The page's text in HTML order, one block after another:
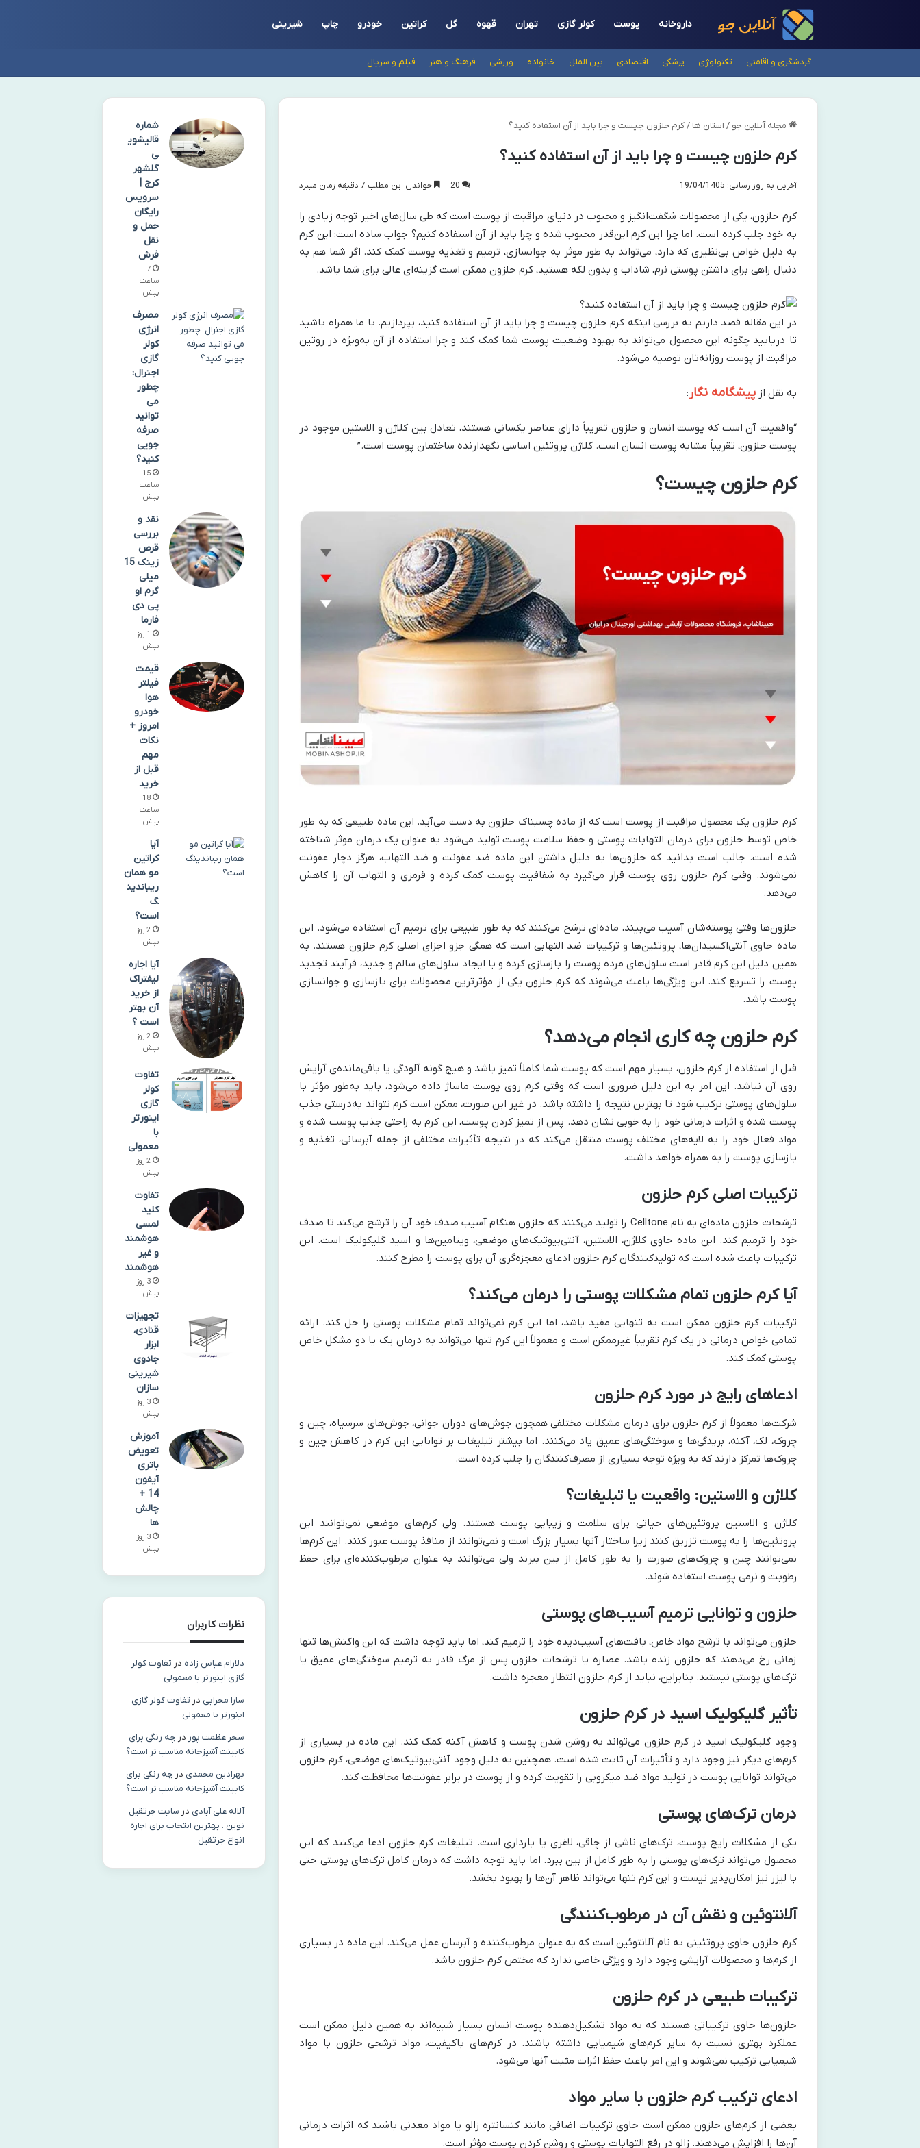
داروخانه پوست کولر گازی تهران قهوه گل کراتین خودرو چاپ شیرینی
گردشگری و اقامتی تکنولوژی پزشکی اقتصادی بین الملل خانواده ورزشی فرهنگ و هنر فیلم و سریال
مجله آنلاین جو / استان ها / کرم حلزون چیست و چرا باید از آن استفاده کنید؟
کرم حلزون چیست و چرا باید از آن استفاده کنید؟
آخرین به روز رسانی: 19/04/1405 20 خواندن این مطلب 7 دقیقه زمان میبرد
کرم حلزون، یکی از محصولات شگفت‌انگیز و محبوب در دنیای مراقبت از پوست است که طی سال‌های اخیر توجه زیادی را
به خود جلب کرده است. اما چرا این کرم این‌قدر محبوب شده و چرا باید از آن استفاده کنیم؟ جواب ساده است: این کرم
به دلیل خواص بی‌نظیری که دارد، می‌تواند به طور موثر به جوانسازی، ترمیم و تغذیه پوست کمک کند. اگر شما هم به
دنبال راهی برای داشتن پوستی نرم، شاداب و بدون لکه هستید، کرم حلزون ممکن است گزینه‌ای عالی برای شما باشد.
در این مقاله قصد داریم به بررسی اینکه کرم حلزون چیست و چرا باید از آن استفاده کنید، بپردازیم. با ما همراه باشید
تا دریابید چگونه این محصول می‌تواند به بهبود وضعیت پوست شما کمک کند و چرا استفاده از آن به‌ویژه در روتین
مراقبت از پوست روزانه‌تان توصیه می‌شود.
به نقل ازپیشگامه نگار :
“واقعیت آن است که پوست انسان و حلزون تقریباً دارای عناصر یکسانی هستند، تعادل بین کلاژن و الاستین موجود در
پوست حلزون، تقریباً مشابه پوست انسان است. کلاژن پروتئین اساسی نگهدارنده ساختمان پوست است.”
کرم حلزون چیست؟
کرم حلزون یک محصول مراقبت از پوست است که از ماده چسبناک حلزون به دست می‌آید. این ماده طبیعی که به طور
خاص توسط حلزون برای درمان التهابات پوستی و حفظ سلامت پوست تولید می‌شود به عنوان یک درمان موثر شناخته
شده است. جالب است بدانید که حلزون‌ها به دلیل داشتن این ماده ضد عفونت و ضد التهاب، هرگز دچار عفونت
نمی‌شوند. وقتی کرم حلزون روی پوست قرار می‌گیرد به شفافیت پوست کمک کرده و قرمزی و التهاب آن را کاهش
می‌دهد.
حلزون‌ها وقتی پوسته‌شان آسیب می‌بیند، ماده‌ای ترشح می‌کنند که به طور طبیعی برای ترمیم آن استفاده می‌شود. این
ماده حاوی آنتی‌اکسیدان‌ها، پروتئین‌ها و ترکیبات ضد التهابی است که همگی جزو اجزای اصلی کرم حلزون هستند. به
همین دلیل این کرم قادر است سلول‌های مرده پوست را بازسازی کرده و با ایجاد سلول‌های سالم و جدید، فرآیند تجدید
پوست را تسریع کند. این ویژگی‌ها باعث می‌شوند که کرم حلزون یکی از مؤثرترین محصولات برای بازسازی و جوانسازی
پوست باشد.
کرم حلزون چه کاری انجام می‌دهد؟
قبل از استفاده از کرم حلزون، بسیار مهم است که پوست شما کاملاً تمیز باشد و هیچ گونه آلودگی یا باقی‌مانده‌ی آرایش
روی آن نباشد. این امر به این دلیل ضروری است که وقتی کرم روی پوست ماساژ داده می‌شود، باید به‌طور مؤثر با
سلول‌های پوستی ترکیب شود تا بهترین نتیجه را داشته باشد. در غیر این صورت، ممکن است کرم نتواند به‌درستی جذب
پوست شده و اثرات درمانی خود را به خوبی نشان دهد. پس از تمیز کردن پوست، این کرم به راحتی جذب پوست شده و
مواد فعال خود را به لایه‌های مختلف پوست منتقل می‌کند که در نتیجه تأثیرات مختلفی از جمله آبرسانی، تغذیه و
بازسازی پوست را به همراه خواهد داشت.
ترکیبات اصلی کرم حلزون
ترشحات حلزون ماده‌ای به نام Celltone را تولید می‌کنند که حلزون هنگام آسیب صدف خود آن را ترشح می‌کند تا صدف
خود را ترمیم کند. این ماده حاوی کلاژن، الاستین، آنتی‌بیوتیک‌های موضعی، ویتامین‌ها و اسید گلیکولیک است. این
ترکیبات باعث شده است که تولیدکنندگان کرم حلزون ادعای معجزه‌گری آن برای پوست را مطرح کنند.
آیا کرم حلزون تمام مشکلات پوستی را درمان می‌کند؟
ترکیبات کرم حلزون ممکن است به تنهایی مفید باشد، اما این کرم نمی‌تواند تمام مشکلات پوستی را حل کند. ارائه
تمامی خواص درمانی در یک کرم تقریباً غیرممکن است و معمولاً این کرم تنها می‌تواند به درمان یک یا دو مشکل خاص
پوستی کمک کند.
ادعاهای رایج در مورد کرم حلزون
شرکت‌ها معمولاً از کرم حلزون برای درمان مشکلات مختلفی همچون جوش‌های دوران جوانی، جوش‌های سرسیاه، چین و
چروک، لک، آکنه، بریدگی‌ها و سوختگی‌های عمیق یاد می‌کنند. اما بیشتر تبلیغات بر توانایی این کرم در کاهش چین و
چروک‌ها تمرکز دارند که به ویژه توجه بسیاری از مصرف‌کنندگان را جلب کرده است.
کلاژن و الاستین: واقعیت یا تبلیغات؟
کلاژن و الاستین پروتئین‌های حیاتی برای سلامت و زیبایی پوست هستند. ولی کرم‌های موضعی نمی‌توانند این
پروتئین‌ها را به پوست تزریق کنند زیرا ساختار آنها بسیار بزرگ است و نمی‌توانند از منافذ پوست عبور کنند. این کرم‌ها
نمی‌توانند چین و چروک‌های صورت را به طور کامل از بین ببرند ولی می‌توانند به عنوان مرطوب‌کننده‌ای برای حفظ
رطوبت و نرمی پوست استفاده شوند.
حلزون و توانایی ترمیم آسیب‌های پوستی
حلزون می‌تواند با ترشح مواد خاص، بافت‌های آسیب‌دیده خود را ترمیم کند، اما باید توجه داشت که این واکنش‌ها تنها
زمانی رخ می‌دهند که حلزون زنده باشد. عصاره یا ترشحات حلزون پس از مرگ قادر به ترمیم سوختگی‌های عمیق یا
ترک‌های پوستی نیستند. بنابراین، نباید از کرم حلزون انتظار معجزه داشت.
تأثیر گلیکولیک اسید در کرم حلزون
وجود گلیکولیک اسید در کرم حلزون می‌تواند به روشن شدن پوست و کاهش آکنه کمک کند. این ماده در بسیاری از
کرم‌های دیگر نیز وجود دارد و تأثیرات آن ثابت شده است. همچنین به دلیل وجود آنتی‌بیوتیک‌های موضعی، کرم حلزون
می‌تواند توانایی پوست در تولید مواد ضد میکروبی را تقویت کرده و از پوست در برابر عفونت‌ها محافظت کند.
درمان ترک‌های پوستی
یکی از مشکلات رایج پوست، ترک‌های ناشی از چاقی، لاغری یا بارداری است. تبلیغات کرم حلزون ادعا می‌کنند که این
محصول می‌تواند ترک‌های پوستی را به طور کامل از بین ببرد. اما باید توجه داشت که درمان کامل ترک‌های پوستی حتی
با لیزر نیز امکان‌پذیر نیست و این کرم تنها می‌تواند ظاهر آن‌ها را بهبود بخشد.
آلانتوئین و نقش آن در مرطوب‌کنندگی
کرم حلزون حاوی پروتئینی به نام آلانتوئین است که به عنوان مرطوب‌کننده و آبرسان عمل می‌کند. این ماده در بسیاری
از کرم‌ها و محصولات آرایشی وجود دارد و ویژگی خاصی ندارد که مختص کرم حلزون باشد.
ترکیبات طبیعی در کرم حلزون
حلزون‌ها حاوی ترکیباتی هستند که به مواد تشکیل‌دهنده پوست انسان بسیار شبیه‌اند به همین دلیل ممکن است
عملکرد بهتری نسبت به سایر کرم‌های شیمیایی داشته باشند. در کرم‌های باکیفیت، مواد ترشحی حلزون با مواد
شیمیایی ترکیب نمی‌شوند و این امر باعث حفظ اثرات مثبت آنها می‌شود.
ادعای ترکیب کرم حلزون با سایر مواد
بعضی از کرم‌های حلزون ممکن است حاوی ترکیبات اضافی مانند کنسانتره زالو یا مواد معدنی باشند که اثرات درمانی
آن‌ها را افزایش می‌دهند. زالو در رفع التهابات پوستی و روشن کردن پوست مؤثر است.
شماره
قالیشوی
ی
گلشهر
کرج |
سرویس
رایگان
حمل و
نقل
فرش
7
ساعت
پیش
مصرف
انرژی
کولر
گازی
اجنرال:
چطور
می
توانید
صرفه
جویی
کنید؟
15
ساعت
پیش
نقد و
بررسی
قرص
زینک 15
میلی
گرم او
پی دی
فارما
1 روز
پیش
قیمت
فیلتر
هوا
خودرو
امروز +
نکات
مهم
قبل از
خرید
18
ساعت
پیش
آیا
کراتین
مو همان
ریباندین
گ
است؟
2 روز
پیش
آیا اجاره
لیفتراک
از خرید
آن بهتر
است ؟
2 روز
پیش
تفاوت
کولر
گازی
اینورتر
با
معمولی
2 روز
پیش
تفاوت
کلید
لمسی
هوشمند
و غیر
هوشمند
3 روز
پیش
تجهیزات
قنادی،
ابزار
جادوی
شیرینی‌
سازان
3 روز
پیش
آموزش
تعویض
باتری
آیفون
14 +
چالش
ها
3 روز
پیش
نظرات کاربران
دلارام عباس زاده در تفاوت کولر
گازی اینورتر با معمولی
سارا محرابی در تفاوت کولر گازی
اینورتر با معمولی
سحر عظمت پور در چه رنگی برای
کابینت آشپزخانه مناسب‌ تر است؟
بهرادین محمدی در چه رنگی برای
کابینت آشپزخانه مناسب‌ تر است؟
آلاله علی آبادی در سایت جرثقیل
نوین : بهترین انتخاب برای اجاره
انواع جرثقیل